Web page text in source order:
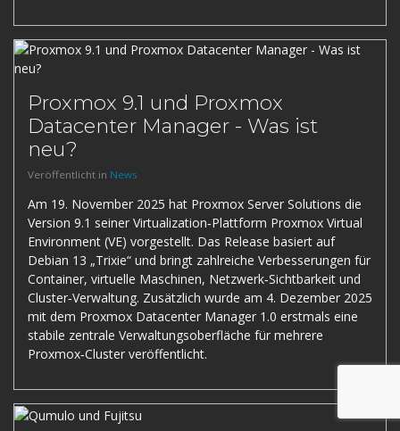
Proxmox 9.1 und Proxmox
Datacenter Manager - Was ist
neu?
Veröffentlicht in News
Am 19. November 2025 hat Proxmox Server Solutions die
Version 9.1 seiner Virtualization‑Plattform Proxmox Virtual
Environment (VE) vorgestellt. Das Release basiert auf
Debian 13 „Trixie“ und bringt zahlreiche Verbesserungen für
Container, virtuelle Maschinen, Netzwerk‑Sichtbarkeit und
Cluster‑Verwaltung. Zusätzlich wurde am 4. Dezember 2025
mit dem Proxmox Datacenter Manager 1.0 erstmals eine
stabile zentrale Verwaltungsoberfläche für mehrere
Proxmox‑Cluster veröffentlicht.